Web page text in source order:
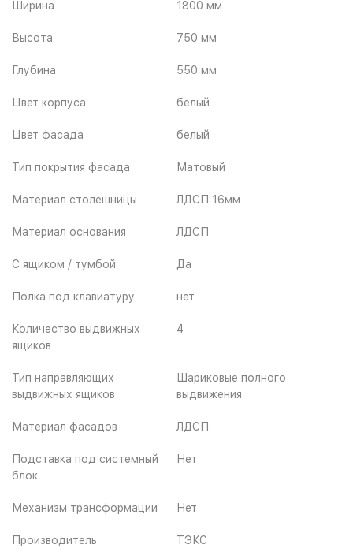
Ширина 1800 мм
Высота 750 мм
Глубина 550 мм
Цвет корпуса белый
Цвет фасада белый
Тип покрытия фасада Матовый
Материал столешницы ЛДСП 16мм
Материал основания ЛДСП
С ящиком / тумбой Да
Полка под клавиатуру нет
Количество выдвижных
ящиков
4
Тип направляющих
выдвижных ящиков
Шариковые полного
выдвижения
Материал фасадов ЛДСП
Подставка под системный
блок
Нет
Механизм трансформации Нет
Производитель ТЭКС